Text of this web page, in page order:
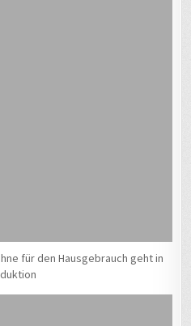
für den Hausgebrauch geht in